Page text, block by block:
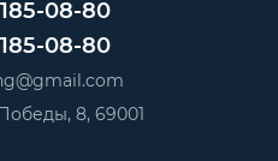
08-80
08-80
8, 69001